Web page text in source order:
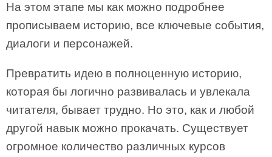
На этом этапе мы как можно подробнее
прописываем историю, все ключевые события,
диалоги и персонажей.
Превратить идею в полноценную историю,
которая бы логично развивалась и увлекала
читателя, бывает трудно. Но это, как и любой
другой навык можно прокачать. Существует
огромное количество различных курсов